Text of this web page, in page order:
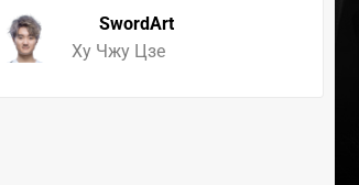
SwordArt
Ху Чжу Цзе